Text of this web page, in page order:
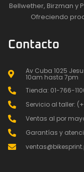
Bellwether, Birzman y
Ofreciendo
Contacto
Av Cuba 1025
10am hasta 7pm
Tienda: 01-766-
Servicio al taller:
Ventas al por
Garantías y